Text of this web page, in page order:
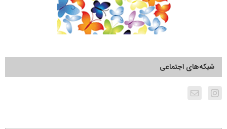
شبکه‌های اجتماعی